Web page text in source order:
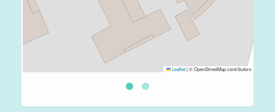
Leaflet|© OpenStreetMap contributors